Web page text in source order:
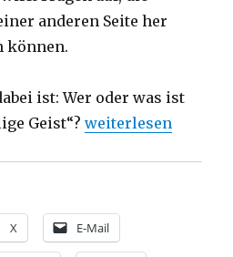
anderen Seite her
können.
ist: Wer oder was ist
Geist“?„Predigt
weiterlesen
X E-Mail